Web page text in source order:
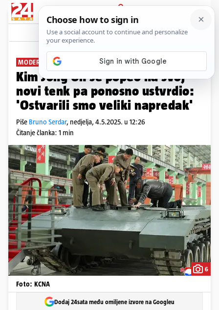
PRIJAVA
News Komentari
MODERNIZIRAJU NAORUŽANJE
Kim Jong Un se popeo na svoj
novi tenk pa ponosno ustvrdio:
'Ostvarili smo veliki napredak'
Piše Bruno Serdar, nedjelja, 4.5.2025. u 12:26
Čitanje članka: 1 min
6
Foto: KCNA
Dodaj 24sata među omiljene izvore na Googleu